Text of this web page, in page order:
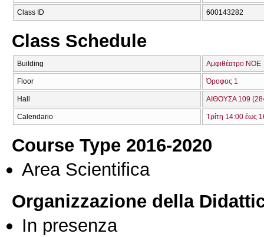
Class ID 600143282
Class Schedule
Building Αμφιθέατρο ΝΟΕ
Floor Όροφος 1
Hall ΑΙΘΟΥΣΑ 109
Calendario Τρίτη 14:00 έως
Course Type 2016-2020
Area Scientifica
Organizzazione della
In presenza